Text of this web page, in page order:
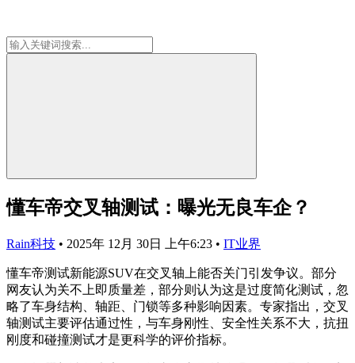
懂车帝交叉轴测试：曝光无良车企？
Rain科技 • 2025年 12月 30日 上午6:23 • IT业界
懂车帝测试新能源SUV在交叉轴上能否关门引发争议。部分
网友认为关不上即质量差，部分则认为这是过度简化测试，忽
略了车身结构、轴距、门锁等多种影响因素。专家指出，交叉
轴测试主要评估通过性，与车身刚性、安全性关系不大，抗扭
刚度和碰撞测试才是更科学的评价指标。